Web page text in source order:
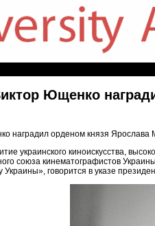
Ющенко
наградил орденом князя Ярослава
украинского киноискусства,
союза кинематографистов
говорится в указе